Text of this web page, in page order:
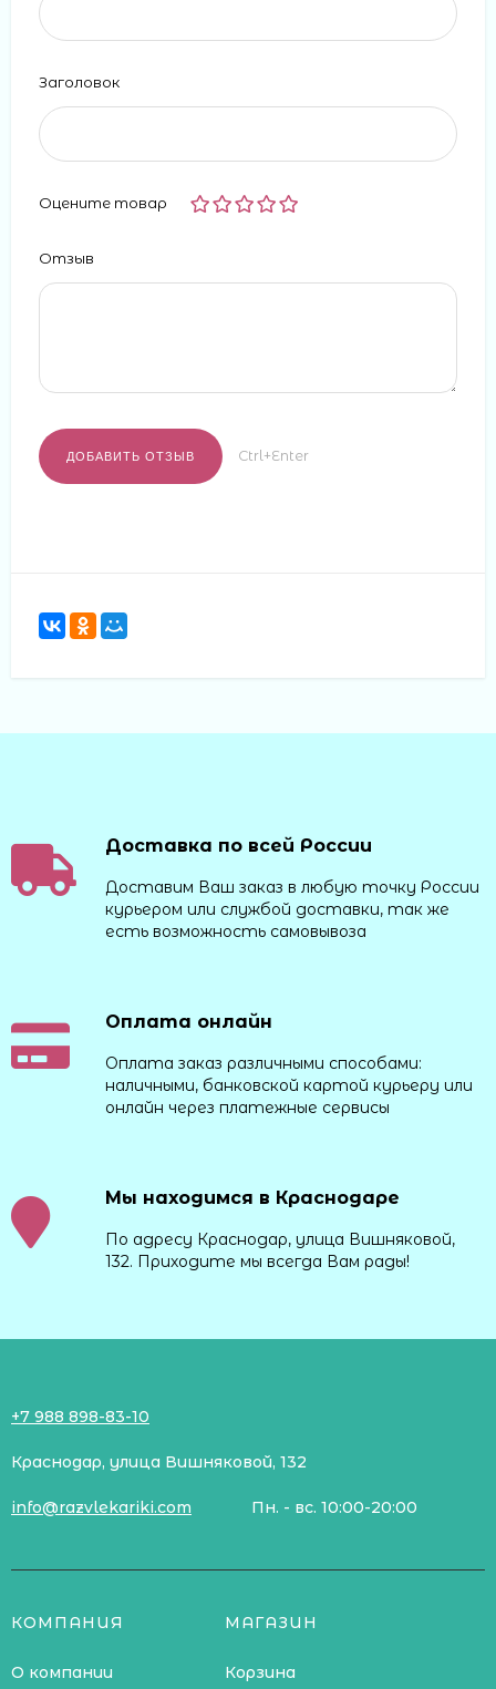
Заголовок
Оцените товар
Отзыв
Ctrl+Enter
Доставка по всей России
Доставим Ваш заказ в любую точку России
курьером или службой доставки, так же
есть возможность самовывоза
Оплата онлайн
Оплата заказ различными способами:
наличными, банковской картой курьеру или
онлайн через платежные сервисы
Мы находимся в Краснодаре
По адресу Краснодар, улица Вишняковой,
132. Приходите мы всегда Вам рады!
+7 988 898-83-10
Краснодар, улица Вишняковой, 132
info@razvlekariki.com Пн. - вс. 10:00-20:00
КОМПАНИЯ
О компании
МАГАЗИН
Корзина